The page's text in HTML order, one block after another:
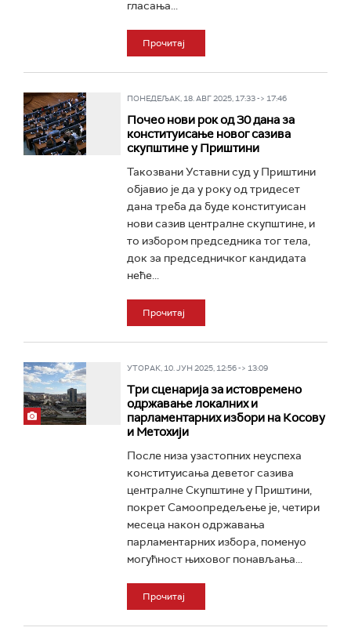
гласања...
Прочитај
ПОНЕДЕЉАК, 18. АВГ 2025, 17:33 -> 17:46
Почео нови рок од 30 дана за
конституисање новог сазива
скупштине у Приштини
Такозвани Уставни суд у Приштини
објавио је да у року од тридесет
дана треба да буде конституисан
нови сазив централне скупштине, и
то избором председника тог тела,
док за председничког кандидата
неће...
Прочитај
УТОРАК, 10. ЈУН 2025, 12:56 -> 13:09
Три сценарија за истовремено
одржавање локалних и
парламентарних избори на Косову
и Метохији
После низа узастопних неуспеха
конституисања деветог сазива
централне Скупштине у Приштини,
покрет Самоопредељење је, четири
месеца након одржавања
парламентарних избора, поменуо
могућност њиховог понављања...
Прочитај